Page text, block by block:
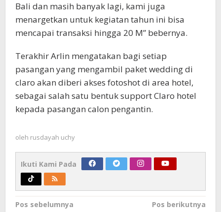
Bali dan masih banyak lagi, kami juga
menargetkan untuk kegiatan tahun ini bisa
mencapai transaksi hingga 20 M” bebernya.
Terakhir Arlin mengatakan bagi setiap
pasangan yang mengambil paket wedding di
claro akan diberi akses fotoshot di area hotel,
sebagai salah satu bentuk support Claro hotel
kepada pasangan calon pengantin.
oleh rusdayah uchy
Ikuti Kami Pada
Navigasi
Pos sebelumnya
Pos berikutnya